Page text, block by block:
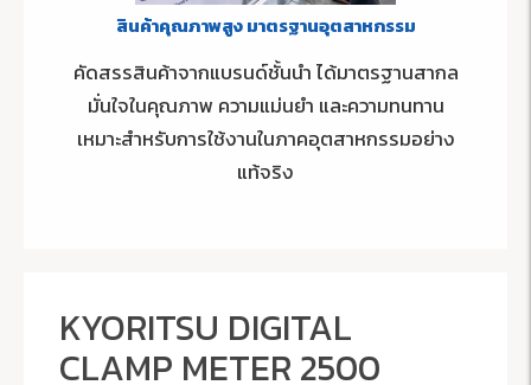
สินค้าคุณภาพสูง มาตรฐานอุตสาหกรรม
คัดสรรสินค้าจากแบรนด์ชั้นนำ ได้มาตรฐานสากล
มั่นใจในคุณภาพ ความแม่นยำ และความทนทาน
เหมาะสำหรับการใช้งานในภาคอุตสาหกรรมอย่าง
แท้จริง
KYORITSU DIGITAL
CLAMP METER 2500